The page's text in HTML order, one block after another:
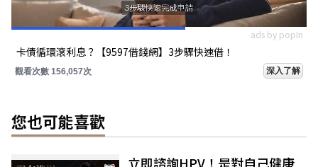
ads by popIn
卡債循環滾利息？【9597借錢網】3步驟快速借！
觀看次數 156,057次 深入了解
您也可能喜歡
立即諮詢HPV！是對自己健康